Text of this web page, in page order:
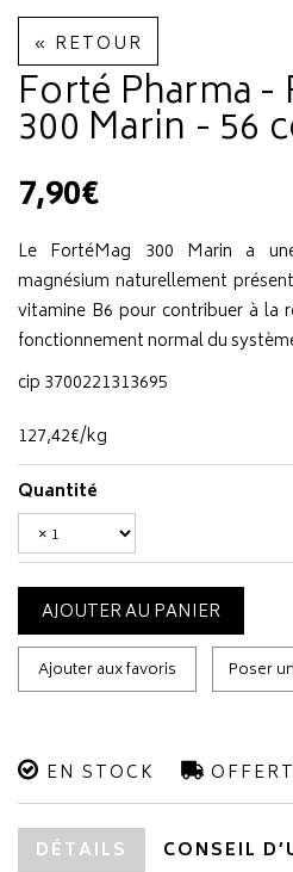
« RETOUR
Forté Pharma -
300 Marin - 56
7,90€
Le FortéMag 300 Marin a
magnésium naturellement
vitamine B6 pour contribuer à la
fonctionnement normal du
cip 3700221313695
127,42€/kg
Quantité
AJOUTER AU PANIER
Ajouter aux favoris Poser
EN STOCK
DÉTAILS
CONSEIL